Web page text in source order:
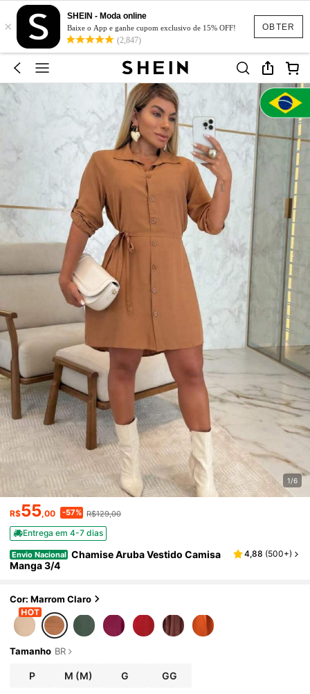
OBTER
×
SHEIN - Moda online
Baixe o App e ganhe cupom exclusivo de 15% OFF!
(2,847)
1/6
R$55,00 -57% R$129,00
Entrega em 4-7 dias
Envio Nacional Chamise Aruba Vestido Camisa
Manga 3/4
4,88 (500+)
Cor: Marrom Claro
Tamanho BR
P M (M) G GG